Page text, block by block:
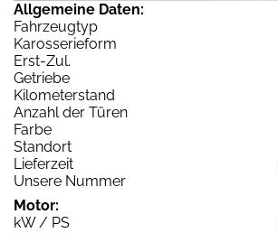
Allgemeine Daten:
Fahrzeugtyp
Karosserieform
Erst-Zul.
Getriebe
Kilometerstand
Anzahl der Türen
Farbe
Standort
Lieferzeit
Unsere Nummer
Motor:
kW / PS